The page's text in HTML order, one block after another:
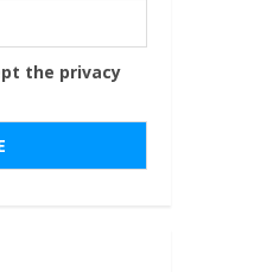
the privacy